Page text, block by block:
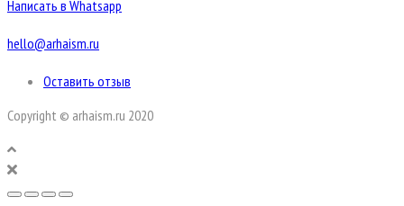
Написать в Whatsapp
hello@arhaism.ru
Оставить отзыв
Copyright © arhaism.ru 2020